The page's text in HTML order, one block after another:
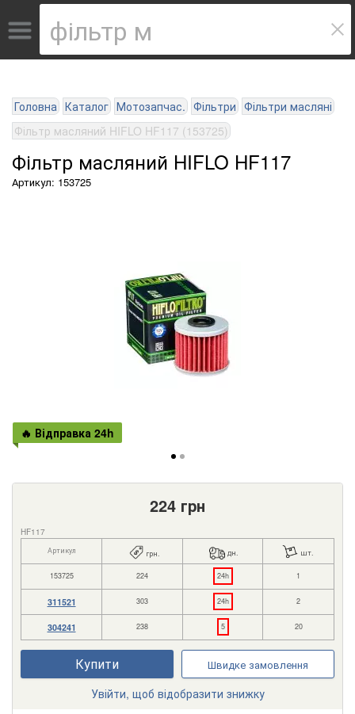
Головна Каталог Мотозапчас. Фільтри Фільтри масляні
Фільтр масляний HIFLO HF117 (153725)
Фільтр масляний HIFLO HF117
Артикул: 153725
🔥 Відправка 24h
224 грн
HF117
Артикул грн. дн. шт.
153725 224 24h 1
311521 303 24h 2
304241 238 5 20
Купити Швидке замовлення
Увійти, щоб відобразити знижку